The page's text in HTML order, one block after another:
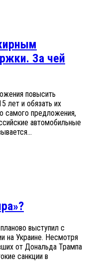
За чей
повысить
лет и обязать их
самого предложения,
автомобильные
выступил с
на Украине. Несмотря
от Дональда Трампа
санкции в